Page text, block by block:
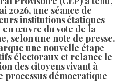
2026, une séance de
institutions étatiques
œuvre du vote de la
selon une note de presse.
une nouvelle étape
électoraux et relance le
des citoyens vivant à
processus démocratique